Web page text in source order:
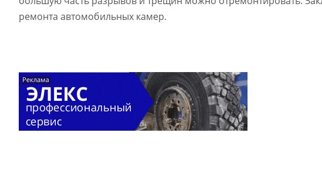
ремонта автомобильных камер.